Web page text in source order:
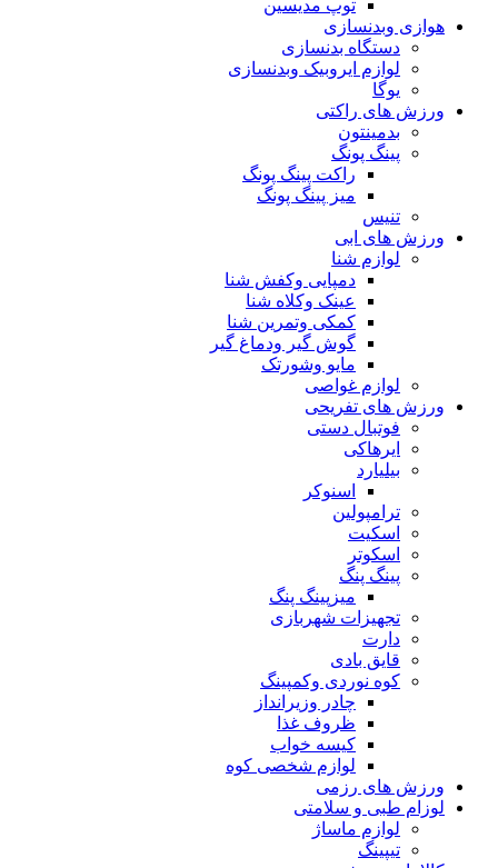
توپ مدیسین
هوازی وبدنسازی
دستگاه بدنسازی
لوازم ایروبیک وبدنسازی
یوگا
ورزش های راکتی
بدمینتون
پینگ پونگ
راکت پینگ پونگ
میز پینگ پونگ
تنیس
ورزش های ابی
لوازم شنا
دمپایی وکفش شنا
عینک وکلاه شنا
کمکی وتمرین شنا
گوش گیر ودماغ گیر
مایو وشورتک
لوازم غواصی
ورزش های تفریحی
فوتبال دستی
ایرهاکی
بیلیارد
اسنوکر
ترامپولین
اسکیت
اسکوتر
پینگ پنگ
میزپینگ پنگ
تجهیزات شهربازی
دارت
قایق بادی
کوه نوردی وکمپینگ
چادر وزیرانداز
ظروف غذا
کیسه خواب
لوازم شخصی کوه
ورزش های رزمی
لوزام طبی و سلامتی
لوازم ماساژ
تیپینگ